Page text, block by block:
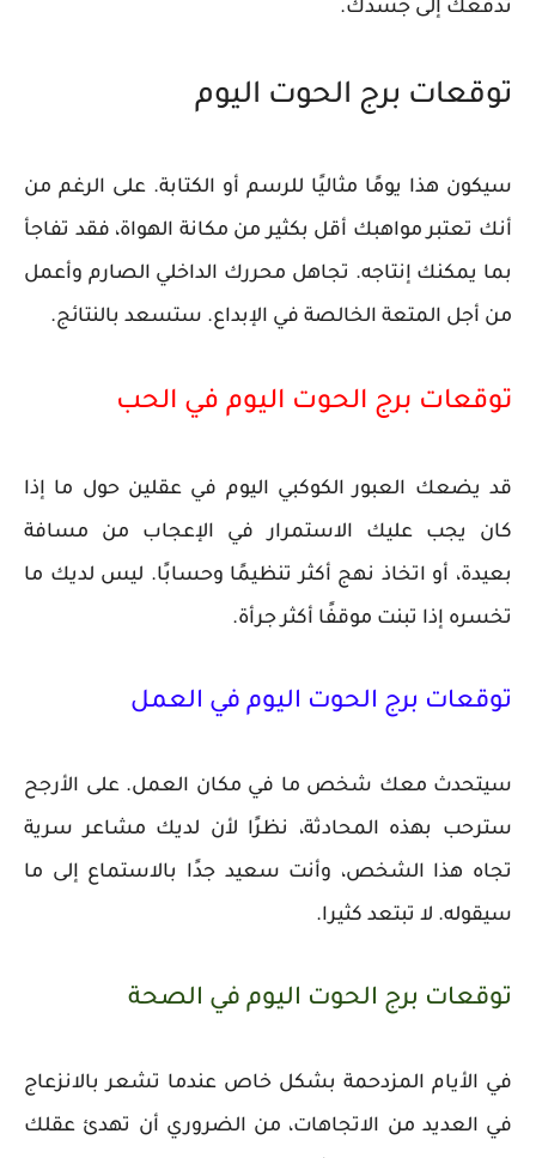
تدفعك إلى جسدك.
توقعات برج الحوت اليوم
سيكون هذا يومًا مثاليًا للرسم أو الكتابة. على الرغم من
أنك تعتبر مواهبك أقل بكثير من مكانة الهواة، فقد تفاجأ
بما يمكنك إنتاجه. تجاهل محررك الداخلي الصارم وأعمل
من أجل المتعة الخالصة في الإبداع. ستسعد بالنتائج.
توقعات برج الحوت اليوم في الحب
قد يضعك العبور الكوكبي اليوم في عقلين حول ما إذا
كان يجب عليك الاستمرار في الإعجاب من مسافة
بعيدة، أو اتخاذ نهج أكثر تنظيمًا وحسابًا. ليس لديك ما
تخسره إذا تبنت موقفًا أكثر جرأة.
توقعات برج الحوت اليوم في العمل
سيتحدث معك شخص ما في مكان العمل. على الأرجح
سترحب بهذه المحادثة، نظرًا لأن لديك مشاعر سرية
تجاه هذا الشخص، وأنت سعيد جدًا بالاستماع إلى ما
سيقوله. لا تبتعد كثيرا.
توقعات برج الحوت اليوم في الصحة
في الأيام المزدحمة بشكل خاص عندما تشعر بالانزعاج
في العديد من الاتجاهات، من الضروري أن تهدئ عقلك